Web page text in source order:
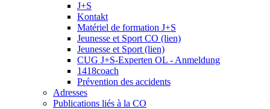
J+S
Kontakt
Matériel de formation J+S
Jeunesse et Sport CO (lien)
Jeunesse et Sport (lien)
CUG J+S-Experten OL - Anmeldung
1418coach
Prévention des accidents
Adresses
Publications liés à la CO